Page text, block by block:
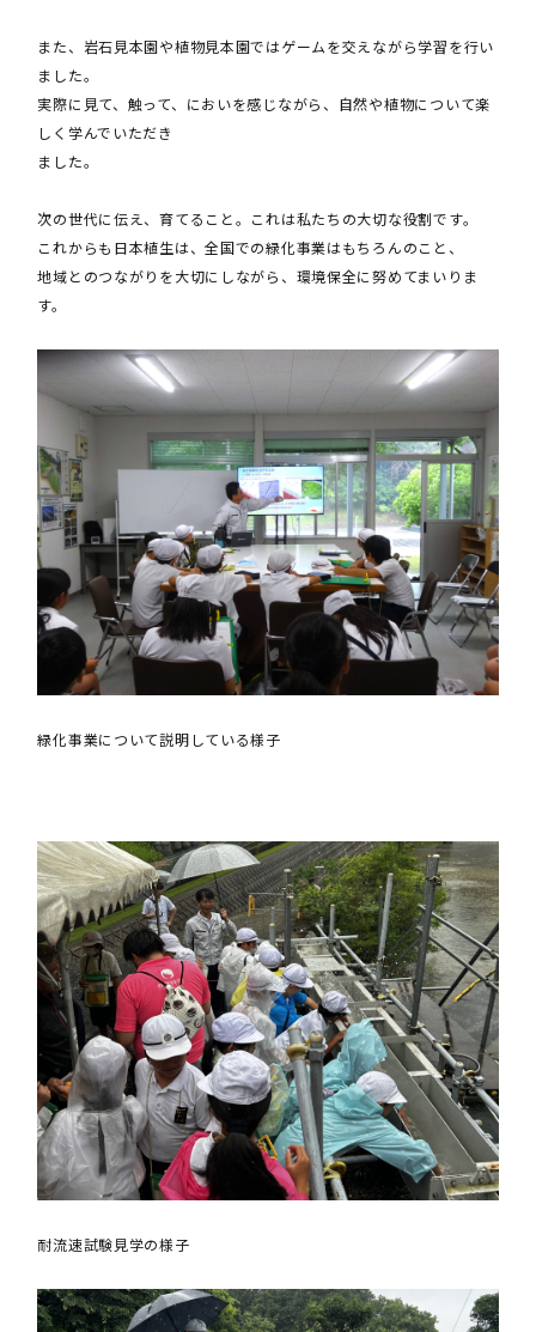
また、岩石見本園や植物見本園ではゲームを交えながら学習を行い
ました。
実際に見て、触って、においを感じながら、自然や植物について楽
しく学んでいただき
ました。
次の世代に伝え、育てること。これは私たちの大切な役割です。
これからも日本植生は、全国での緑化事業はもちろんのこと、
地域とのつながりを大切にしながら、環境保全に努めてまいりま
す。
緑化事業について説明している様子
耐流速試験見学の様子